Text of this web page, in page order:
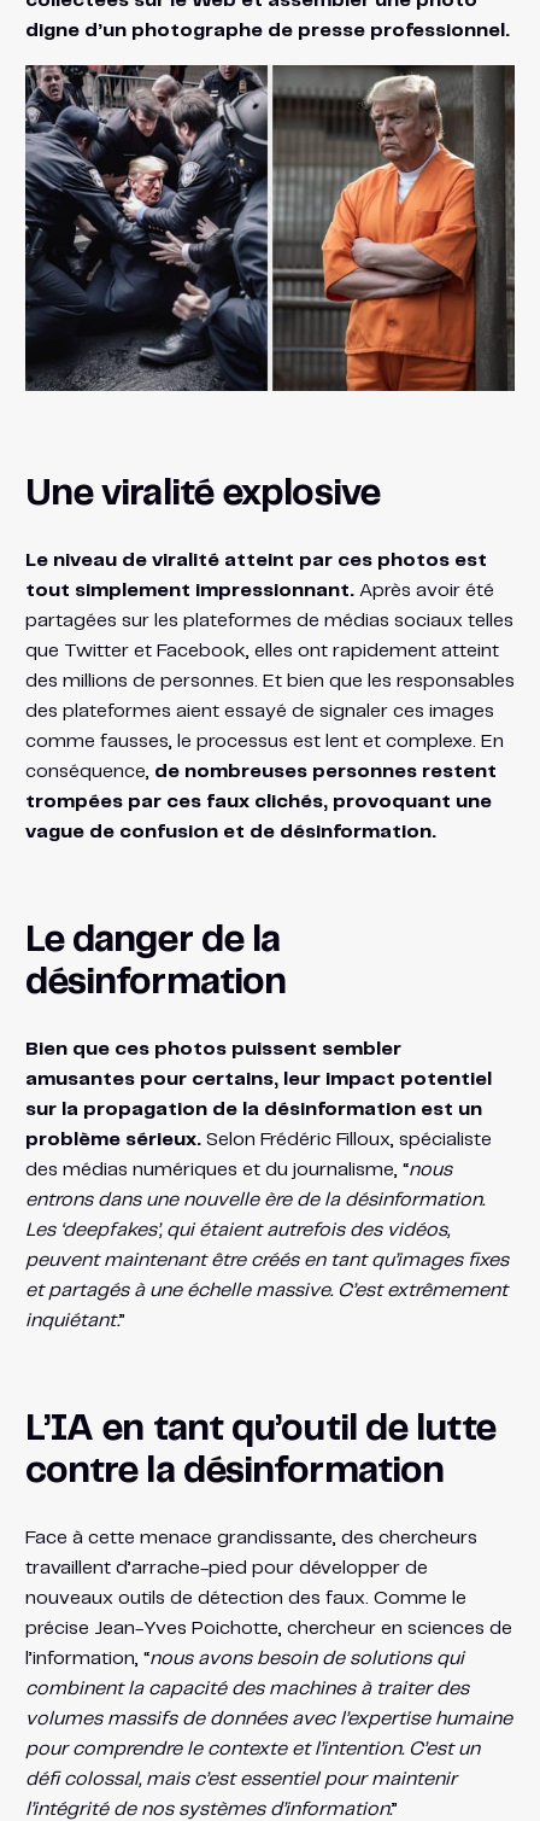
digne d’un photographe de presse professionnel.
Une viralité explosive
Le niveau de viralité atteint par ces photos est
tout simplement impressionnant.Après avoir été
partagées sur les plateformes de médias sociaux telles
que Twitter et Facebook, elles ont rapidement atteint
des millions de personnes. Et bien que les responsables
des plateformes aient essayé de signaler ces images
comme fausses, le processus est lent et complexe. En
conséquence, de nombreuses personnes restent
trompées par ces faux clichés, provoquant une
vague de confusion et de désinformation.
Le danger de la
désinformation
Bien que ces photos puissent sembler
amusantes pour certains, leur impact potentiel
sur la propagation de la désinformation est un
problème sérieux.Selon Frédéric Filloux, spécialiste
des médias numériques et du journalisme, “nous
entrons dans une nouvelle ère de la désinformation.
Les ‘deepfakes’, qui étaient autrefois des vidéos,
peuvent maintenant être créés en tant qu’images fixes
et partagés à une échelle massive. C’est extrêmement
inquiétant.”
L’IA en tant qu’outil de lutte
contre la désinformation
Face à cette menace grandissante, des chercheurs
travaillent d’arrache-pied pour développer de
nouveaux outils de détection des faux. Comme le
précise Jean-Yves Poichotte, chercheur en sciences de
l’information, “nous avons besoin de solutions qui
combinent la capacité des machines à traiter des
volumes massifs de données avec l’expertise humaine
pour comprendre le contexte et l’intention. C’est un
défi colossal, mais c’est essentiel pour maintenir
l’intégrité de nos systèmes d’information.”